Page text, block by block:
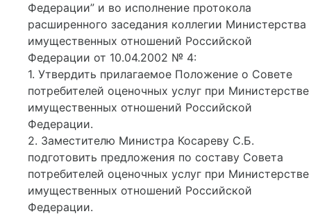
Федерации” и во исполнение протокола
расширенного заседания коллегии Министерства
имущественных отношений Российской
Федерации от 10.04.2002 № 4:
1. Утвердить прилагаемое Положение о Совете
потребителей оценочных услуг при Министерстве
имущественных отношений Российской
Федерации.
2. Заместителю Министра Косареву С.Б.
подготовить предложения по составу Совета
потребителей оценочных услуг при Министерстве
имущественных отношений Российской
Федерации.